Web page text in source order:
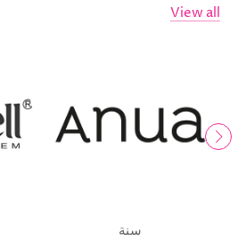
View all
سنة